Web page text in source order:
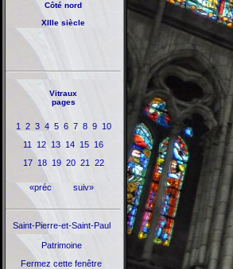
Côté nord
XIIIe siècle
Vitraux
pages
1 2 3 4 5 6 7 8 9
10
11
12 13 14 15 16
17
18 19 20 21 22
«préc suiv»
Saint-Pierre-et-Saint-Paul
Patrimoine
Fermez cette fenêtre